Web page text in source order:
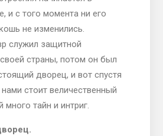
и с того момента ни его
не изменились.
служил защитной
страны, потом он был
дворец, и вот спустя
стоит величественный
много тайн и интриг.